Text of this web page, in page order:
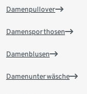
Damenpullover
Damensporthosen
Damenblusen
Damenunterwäsche